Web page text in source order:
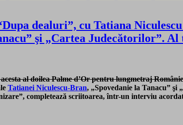
dealuri”, cu Tatiana
şi „Cartea Judecătorilor”.
al doilea Palme d’Or pentru lungmetraj
Tatianei Niculescu-Bran, „Spovedanie la Tanacu”
completează scriitoarea, într-un interviu